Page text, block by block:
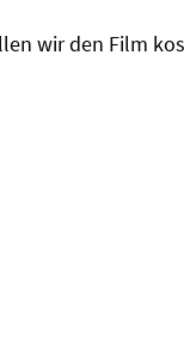
wir den Film